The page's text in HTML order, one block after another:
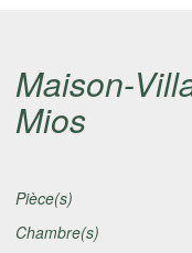
Maison-
Mios
Pièce(s)
Chambre(s)